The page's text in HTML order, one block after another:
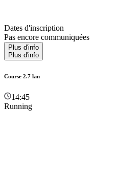
Dates d'inscription
Pas encore communiquées
Plus d'info
Plus d'info
Course 2.7 km
14:45
Running